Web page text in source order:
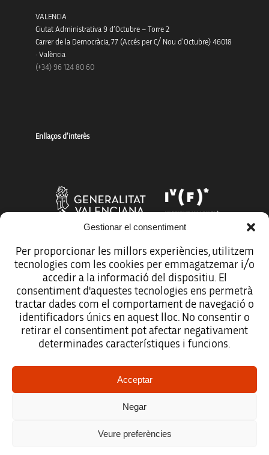
Gestionar el consentiment
Per proporcionar les millors experiències, utilitzem
tecnologies com les cookies per emmagatzemar i/o
accedir a la informació del dispositiu. El
consentiment d'aquestes tecnologies ens permetrà
tractar dades com el comportament de navegació o
identificadors únics en aquest lloc. No consentir o
retirar el consentiment pot afectar negativament
determinades característiques i funcions.
Acceptar
Negar
Veure preferències
VALENCIA
Ciutat Administrativa 9 d’Octubre – Torre 2
Carrer de la Democràcia, 77 (Accés per C/ Nou d’Octubre) 46018
· València
(+34) 96 124 80 60
Enllaços d’interès
Més organismes de suport a la innovació
Avís legal
Política de protecció de dades